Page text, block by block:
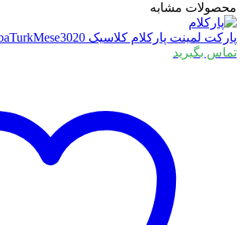
محصولات مشابه
پارکت لمینت پارکلام کلاسیک DibaTurkMese3020
تماس بگیرید